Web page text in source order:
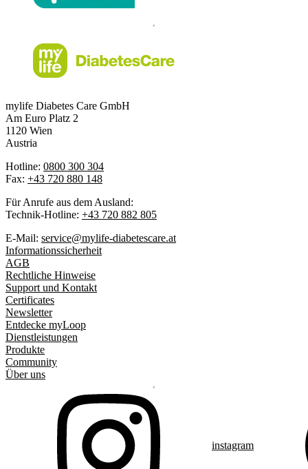
mylife Diabetes Care GmbH
Am Euro Platz 2
1120 Wien
Austria
Hotline: 0800 300 304
Fax: +43 720 880 148
Für Anrufe aus dem Ausland:
Technik-Hotline: +43 720 882 805
E-Mail: service@mylife-diabetescare.at
Informationssicherheit
AGB
Rechtliche Hinweise
Support und Kontakt
Certificates
Newsletter
Entdecke myLoop
Dienstleistungen
Produkte
Community
Über uns
instagram